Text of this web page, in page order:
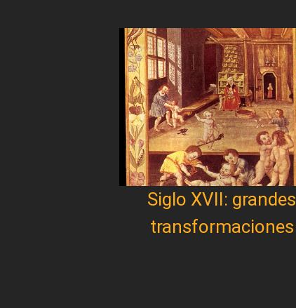
Siglo XVII: grandes
transformaciones